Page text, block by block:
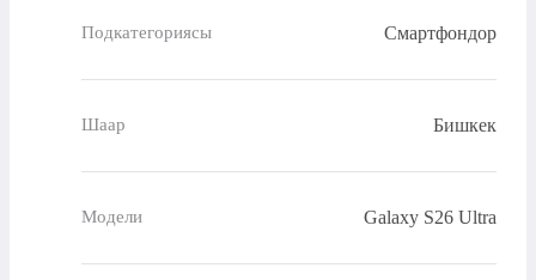
Подкатегориясы Смартфондор
Шаар Бишкек
Модели Galaxy S26 Ultra